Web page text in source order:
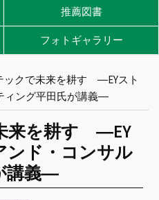
推薦図書
フォトギャラリー
ックで未来を耕す ―EYスト
ィング平田氏が講義―
来を耕す ―EY
ンド・コンサル
講義―